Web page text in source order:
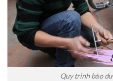
Quy trình bảo